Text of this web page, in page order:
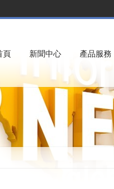
頁 新聞中心 產品服務